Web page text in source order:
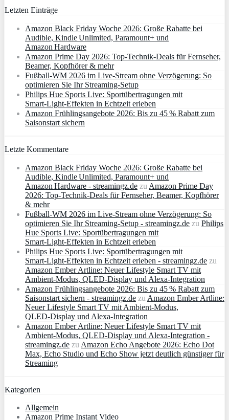
Letzten Einträge
Amazon Black Friday Woche 2026: Große Rabatte bei
Audible, Kindle Unlimited, Paramount+ und
Amazon Hardware
Amazon Prime Day 2026: Top-Technik-Deals für Fernseher,
Beamer, Kopfhörer & mehr
Fußball-WM 2026 im Live-Stream ohne Verzögerung: So
optimieren Sie Ihr Streaming-Setup
Philips Hue Sports Live: Sportübertragungen mit
Smart‑Light‑Effekten in Echtzeit erleben
Amazon Frühlingsangebote 2026: Bis zu 45 % Rabatt zum
Saisonstart sichern
Letzte Kommentare
Amazon Black Friday Woche 2026: Große Rabatte bei
Audible, Kindle Unlimited, Paramount+ und
Amazon Hardware - streamingz.de zu Amazon Prime Day
2026: Top-Technik-Deals für Fernseher, Beamer, Kopfhörer
& mehr
Fußball-WM 2026 im Live-Stream ohne Verzögerung: So
optimieren Sie Ihr Streaming-Setup - streamingz.de zu Philips
Hue Sports Live: Sportübertragungen mit
Smart‑Light‑Effekten in Echtzeit erleben
Philips Hue Sports Live: Sportübertragungen mit
Smart‑Light‑Effekten in Echtzeit erleben - streamingz.de zu
Amazon Ember Artline: Neuer Lifestyle Smart TV mit
Ambient‑Modus, QLED‑Display und Alexa‑Integration
Amazon Frühlingsangebote 2026: Bis zu 45 % Rabatt zum
Saisonstart sichern - streamingz.de zu Amazon Ember Artline:
Neuer Lifestyle Smart TV mit Ambient‑Modus,
QLED‑Display und Alexa‑Integration
Amazon Ember Artline: Neuer Lifestyle Smart TV mit
Ambient‑Modus, QLED‑Display und Alexa‑Integration -
streamingz.de zu Amazon Echo Angebote 2026: Echo Dot
Max, Echo Studio und Echo Show jetzt deutlich günstiger für
Streaming
Kategorien
Allgemein
Amazon Prime Instant Video